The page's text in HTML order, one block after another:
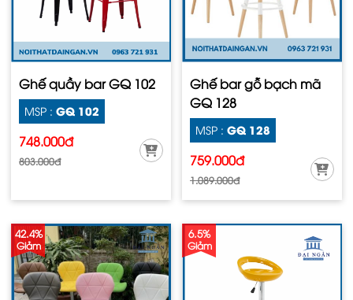
Ghế quầy bar GQ 102
MSP : GQ 102
748.000đ
803.000đ
Ghế bar gỗ bạch mã
GQ 128
MSP : GQ 128
759.000đ
1.089.000đ
42.4%
Giảm
6.5%
Giảm